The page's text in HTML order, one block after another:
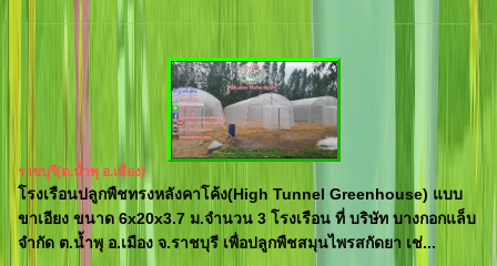
ราชบุรี(ต.น้ำพุ อ.เมือง)
โรงเรือนปลูกพืชทรงหลังคาโค้ง(High Tunnel Greenhouse) แบบ
ขาเอียง ขนาด 6x20x3.7 ม.จำนวน 3 โรงเรือน ที่ บริษัท บางกอกแล็บ
จำกัด ต.น้ำพุ อ.เมือง จ.ราชบุรี เพื่อปลูกพืชสมุนไพรสกัดยา เช่...